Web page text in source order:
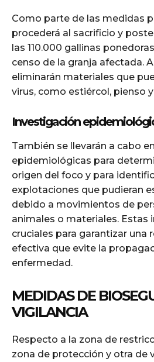
Como parte de las medidas
procederá al sacrificio y
las 110.000 gallinas
censo de la granja afectada.
eliminarán materiales que
virus, como estiércol, pienso
Investigación
También se llevarán a cabo
epidemiológicas para
origen del foco y para
explotaciones que pudieran
debido a movimientos de
animales o materiales. Estas
cruciales para garantizar una
efectiva que evite la
enfermedad.
MEDIDAS DE
VIGILANCIA
Respecto a la zona de
zona de protección y otra de